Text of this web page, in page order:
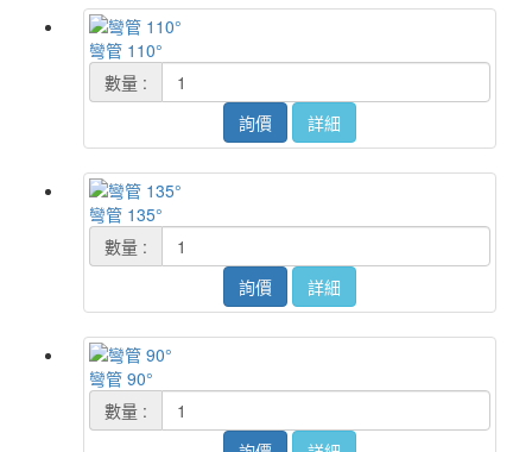
彎管 110°
數量 :
詢價
詳細
彎管 135°
數量 :
詢價
詳細
彎管 90°
數量 :